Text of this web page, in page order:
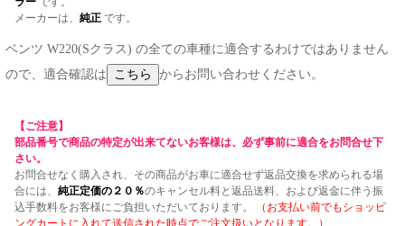
メーカーは、 純正 です。
ベンツ W220(Sクラス) の全ての車種に適合するわけではありません
ので、適合確認は
からお問い合わせください。
【ご注意】
部品番号で商品の特定が出来てないお客様は、必ず事前に適合をお問合せ下
さい。
お問合せなく購入され、その商品がお車に適合せず返品交換を求められる場
合には、 純正定価の２０％のキャンセル料と返品送料、および返金に伴う振
込手数料をお客様にご負担いただいております。
（お支払い前でもショッピ
ングカートに入れて送信された時点でご注文扱いとなります。）